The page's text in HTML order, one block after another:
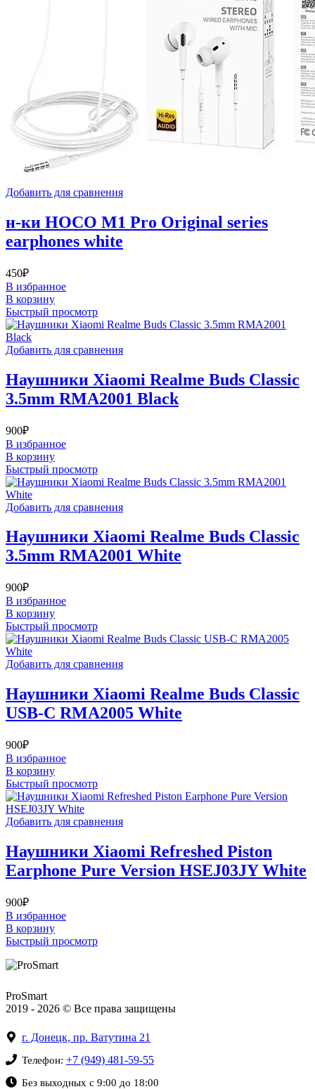
Добавить для сравнения
н-ки HOCO M1 Pro Original series
earphones white
450₽
В избранное
В корзину
Быстрый просмотр
Добавить для сравнения
Наушники Xiaomi Realme Buds Classic
3.5mm RMA2001 Black
900₽
В избранное
В корзину
Быстрый просмотр
Добавить для сравнения
Наушники Xiaomi Realme Buds Classic
3.5mm RMA2001 White
900₽
В избранное
В корзину
Быстрый просмотр
Добавить для сравнения
Наушники Xiaomi Realme Buds Classic
USB-C RMA2005 White
900₽
В избранное
В корзину
Быстрый просмотр
Добавить для сравнения
Наушники Xiaomi Refreshed Piston
Earphone Pure Version HSEJ03JY White
900₽
В избранное
В корзину
Быстрый просмотр
ProSmart
2019 - 2026 © Все права защищены
г. Донецк, пр. Ватутина 21
Телефон: +7 (949) 481-59-55
Без выходных с 9:00 до 18:00